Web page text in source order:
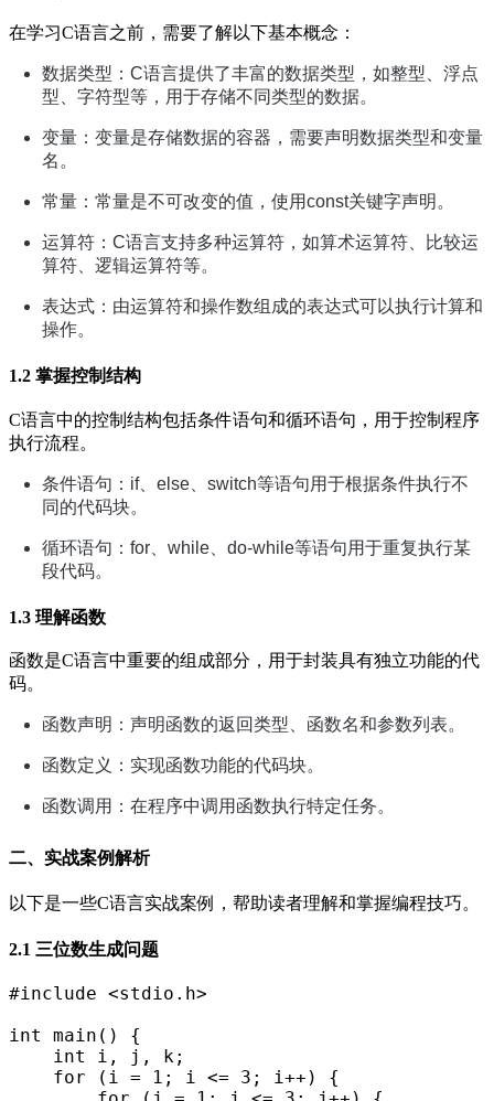
在学习C语言之前，需要了解以下基本概念：
数据类型：C语言提供了丰富的数据类型，如整型、浮点
型、字符型等，用于存储不同类型的数据。
变量：变量是存储数据的容器，需要声明数据类型和变量
名。
常量：常量是不可改变的值，使用const关键字声明。
运算符：C语言支持多种运算符，如算术运算符、比较运
算符、逻辑运算符等。
表达式：由运算符和操作数组成的表达式可以执行计算和
操作。
1.2 掌握控制结构
C语言中的控制结构包括条件语句和循环语句，用于控制程序
执行流程。
条件语句：if、else、switch等语句用于根据条件执行不
同的代码块。
循环语句：for、while、do-while等语句用于重复执行某
段代码。
1.3 理解函数
函数是C语言中重要的组成部分，用于封装具有独立功能的代
码。
函数声明：声明函数的返回类型、函数名和参数列表。
函数定义：实现函数功能的代码块。
函数调用：在程序中调用函数执行特定任务。
二、实战案例解析
以下是一些C语言实战案例，帮助读者理解和掌握编程技巧。
2.1 三位数生成问题
#include <stdio.h>
int main() {
int i, j, k;
for (i = 1; i <= 3; i++) {